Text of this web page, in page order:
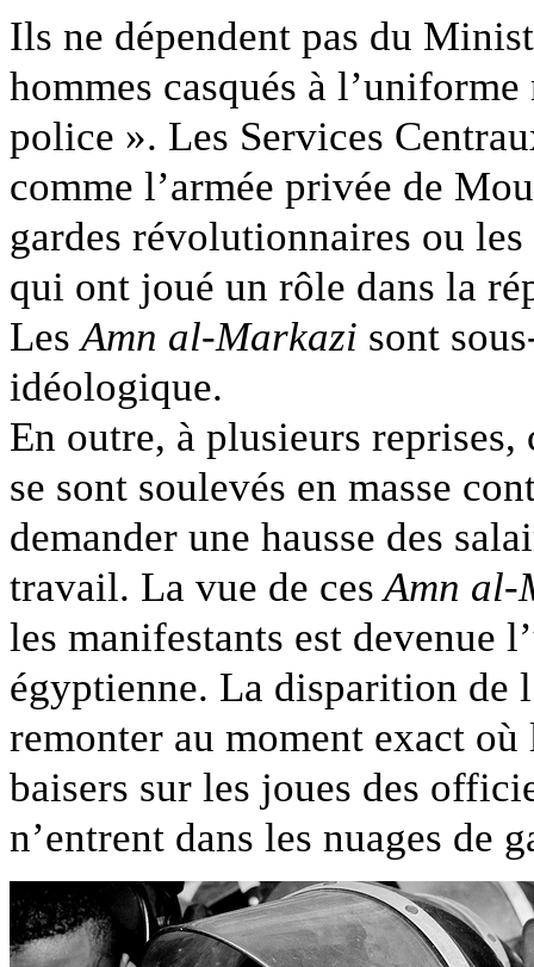
Ils ne dépendent pas du
hommes casqués à
police ». Les Services
comme l’armée privée de
gardes révolutionnaires ou
qui ont joué un rôle dans la
LesAmn al-Markazi sont
idéologique.
En outre, à plusieurs
se sont soulevés en masse
demander une hausse des
travail. La vue de ces Amn al-
les manifestants est devenue
égyptienne. La disparition de
remonter au moment exact
baisers sur les joues des
n’entrent dans les nuages de